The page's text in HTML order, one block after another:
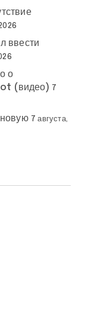
ввести
о
(видео) 7
7 августа,